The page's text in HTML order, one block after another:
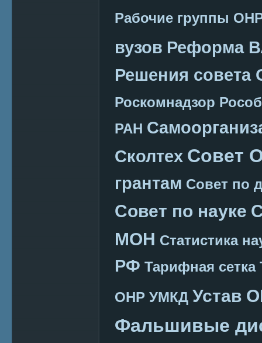
Рабочие группы
вузов Реформа
Решения совета
Роскомнадзор
РАН
Сколтех Совет
грантам Совет по
Совет по науке
МОН Статистика
РФ Тарифная сетка
ОНР УМКД Устав
Фальшивые